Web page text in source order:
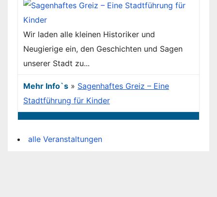
Wir laden alle kleinen Historiker und
Neugierige ein, den Geschichten und Sagen
unserer Stadt zu...
Mehr Info`s » Sagenhaftes Greiz – Eine
Stadtführung für Kinder
alle Veranstaltungen